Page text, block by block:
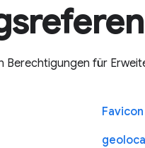
für
Favicon